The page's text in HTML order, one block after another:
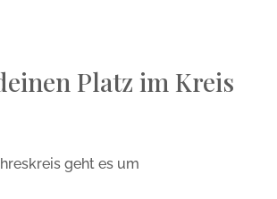
Platz im Kreis
geht es um